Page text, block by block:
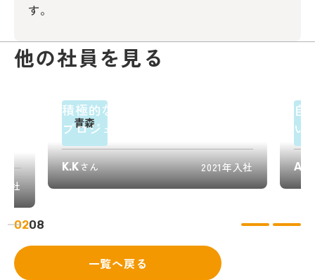
す。
他の社員を見る
社
青森
積極的なコミュニケーションが
プロジェクト成功の鍵
K.Kさん 2021年入社
自
い
A.Y
0208
一覧へ戻る